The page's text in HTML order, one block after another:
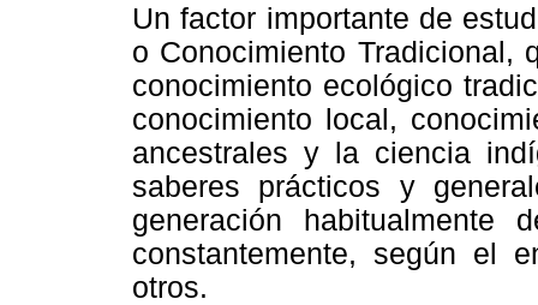
Un factor importante de
o Conocimiento Tradicional,
conocimiento ecológico
conocimiento local,
ancestrales y la ciencia
saberes prácticos y
generación
constantemente, según el
otros.